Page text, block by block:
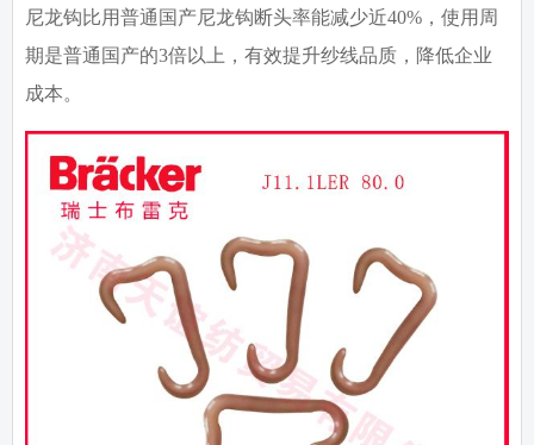
尼龙钩比用普通国产尼龙钩断头率能减少近40%，使用周
期是普通国产的3倍以上，有效提升纱线品质，降低企业
成本。